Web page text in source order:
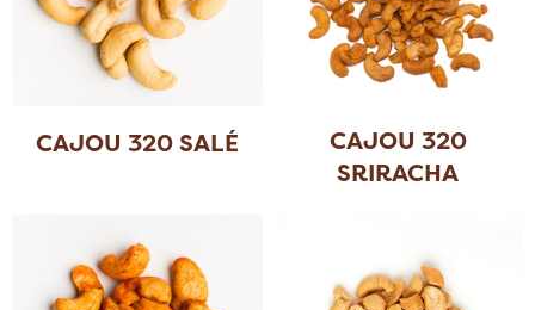
CAJOU 320 SALÉ
CAJOU 320
SRIRACHA